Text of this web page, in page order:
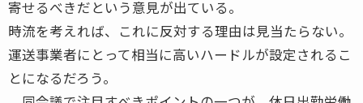
寄せるべきだという意見が出ている。
時流を考えれば、これに反対する理由は見当たらない。
運送事業者にとって相当に高いハードルが設定されるこ
とになるだろう。